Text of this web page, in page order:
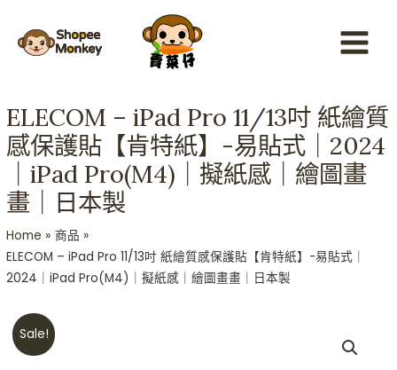
content
Menu
ELECOM – iPad Pro 11/13吋 紙繪質
感保護貼【肯特紙】-易貼式｜2024
｜iPad Pro(M4)｜擬紙感｜繪圖畫
畫｜日本製
Home
商品
ELECOM – iPad Pro 11/13吋 紙繪質感保護貼【肯特紙】-易貼式｜
2024｜iPad Pro(M4)｜擬紙感｜繪圖畫畫｜日本製
Sale!
ELECOM
-